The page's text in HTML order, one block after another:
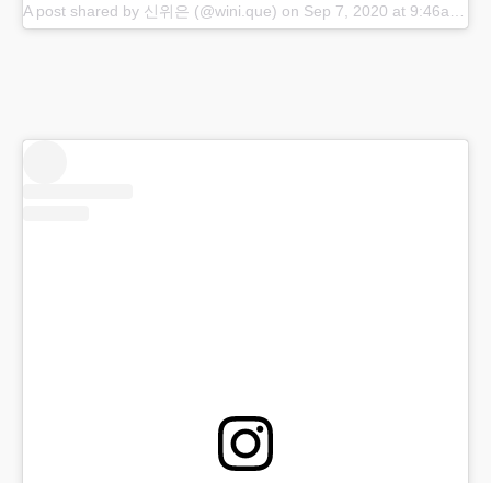
A post shared by 신위은 (@wini.que) on Sep 7, 2020 at 9:46am PDT